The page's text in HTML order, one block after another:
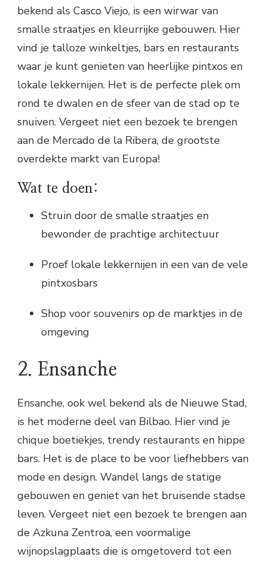
bekend als Casco Viejo, is een wirwar van
smalle straatjes en kleurrijke gebouwen. Hier
vind je talloze winkeltjes, bars en restaurants
waar je kunt genieten van heerlijke pintxos en
lokale lekkernijen. Het is de perfecte plek om
rond te dwalen en de sfeer van de stad op te
snuiven. Vergeet niet een bezoek te brengen
aan de Mercado de la Ribera, de grootste
overdekte markt van Europa!
Wat te doen:
Struin door de smalle straatjes en
bewonder de prachtige architectuur
Proef lokale lekkernijen in een van de vele
pintxosbars
Shop voor souvenirs op de marktjes in de
omgeving
2. Ensanche
Ensanche, ook wel bekend als de Nieuwe Stad,
is het moderne deel van Bilbao. Hier vind je
chique boetiekjes, trendy restaurants en hippe
bars. Het is de place to be voor liefhebbers van
mode en design. Wandel langs de statige
gebouwen en geniet van het bruisende stadse
leven. Vergeet niet een bezoek te brengen aan
de Azkuna Zentroa, een voormalige
wijnopslagplaats die is omgetoverd tot een